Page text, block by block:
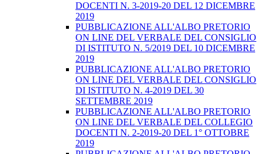
DOCENTI N. 3-2019-20 DEL 12 DICEMBRE
2019
PUBBLICAZIONE ALL'ALBO PRETORIO
ON LINE DEL VERBALE DEL CONSIGLIO
DI ISTITUTO N. 5/2019 DEL 10 DICEMBRE
2019
PUBBLICAZIONE ALL'ALBO PRETORIO
ON LINE DEL VERBALE DEL CONSIGLIO
DI ISTITUTO N. 4-2019 DEL 30
SETTEMBRE 2019
PUBBLICAZIONE ALL'ALBO PRETORIO
ON LINE DEL VERBALE DEL COLLEGIO
DOCENTI N. 2-2019-20 DEL 1° OTTOBRE
2019